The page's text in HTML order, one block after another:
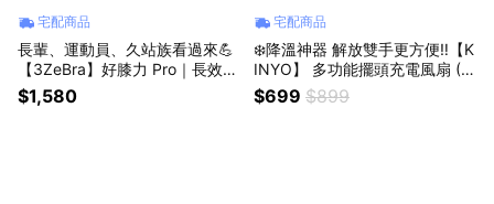
宅配商品
長輩、運動員、久站族看過來💪
【3ZeBra】好膝力 Pro｜長效鎖
溫膝部按摩器✨三種震動按摩模
式✨工作辛苦了 (SHOPPING99)
$1,580
宅配商品
❄️降溫神器 解放雙手更方便‼️【K
INYO】 多功能擺頭充電風扇 (U
F-4320)✨60度廣角✨媽媽解放
雙手✨推車也適用✨ (SHOPPIN
$699 $899